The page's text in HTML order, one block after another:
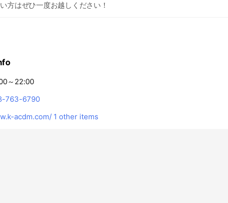
方はぜひ一度お越しください！
～22:00
763-6790
acdm.com/ 1 other items